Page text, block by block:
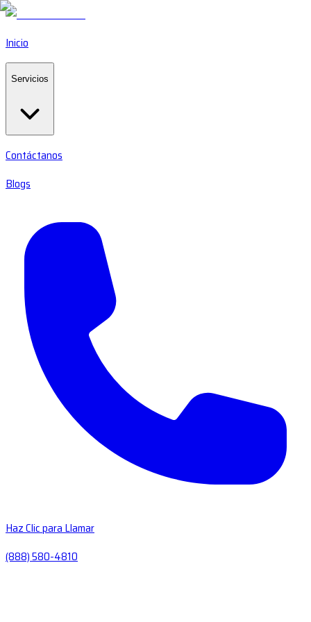
Inicio
Servicios
Contáctanos
Blogs
Haz Clic para Llamar
(888) 580-4810